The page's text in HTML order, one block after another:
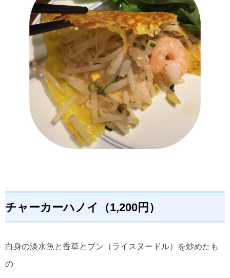
チャーカーハノイ（1,200円）
白身の淡水魚と香草とブン（ライスヌードル）を炒めたも
の